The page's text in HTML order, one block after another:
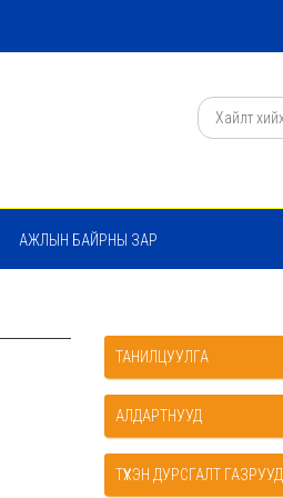
АЖЛЫН БАЙРНЫ ЗАР
ТАНИЛЦУУЛГА
АЛДАРТНУУД
ТҮҮХЭН ДУРСГАЛТ ГАЗРУУД